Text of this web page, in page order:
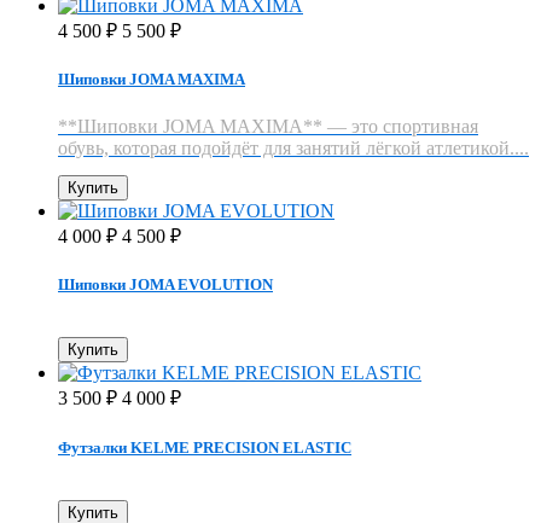
4 500 ₽ 5 500 ₽
Шиповки JOMA MAXIMA
**Шиповки JOMA MAXIMA** — это спортивная
обувь, которая подойдёт для занятий лёгкой атлетикой....
Купить
4 000 ₽ 4 500 ₽
Шиповки JOMA EVOLUTION
Купить
3 500 ₽ 4 000 ₽
Футзалки KELME PRECISION ELASTIC
Купить